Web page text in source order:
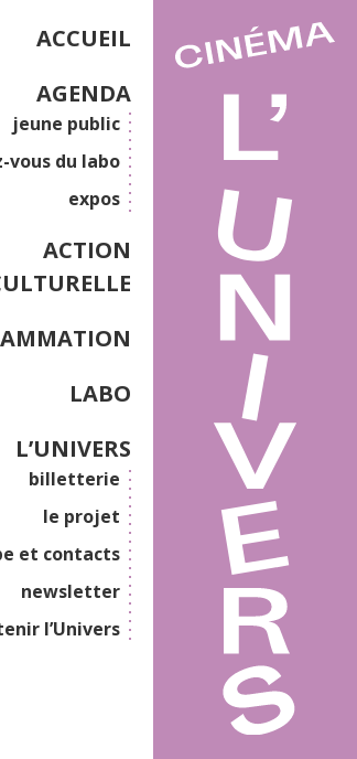
ACCUEIL
AGENDA
jeune public
vous du labo
expos
ACTION
LABO
L’UNIVERS
billetterie
le projet
et contacts
newsletter
l’Univers